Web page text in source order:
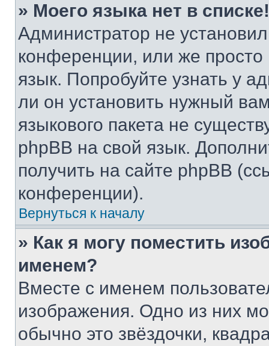
» Моего языка нет в списке!
Администратор не
конференции, или же
язык. Попробуйте узнать у
ли он установить нужный
языкового пакета не
phpBB на свой язык.
получить на сайте phpBB
конференции).
Вернуться к началу
» Как я могу поместить
именем?
Вместе с именем
изображения. Одно из них
обычно это звёздочки,